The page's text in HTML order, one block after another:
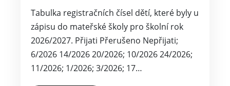
Tabulka registračních čísel dětí, které byly u
zápisu do mateřské školy pro školní rok
2026/2027. Přijati Přerušeno Nepřijati;
6/2026 14/2026 20/2026; 10/2026 24/2026;
11/2026; 1/2026; 3/2026; 17…